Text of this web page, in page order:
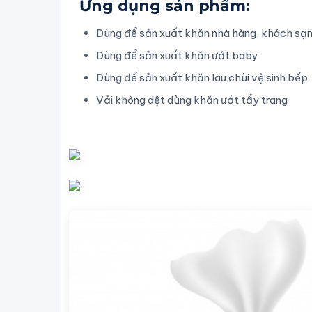
Ứng dụng sản phẩm:
Dùng để sản xuất khăn nhà hàng, khách sạn
Dùng để sản xuất khăn ướt baby
Dùng để sản xuất khăn lau chùi vệ sinh bếp
Vải không dệt dùng khăn ướt tẩy trang